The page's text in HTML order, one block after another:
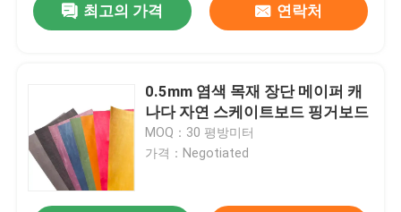
최고의 가격 연락처
0.5mm 염색 목재 장단 메이퍼 캐
나다 자연 스케이트보드 핑거보드
MOQ：30 평방미터
가격：Negotiated